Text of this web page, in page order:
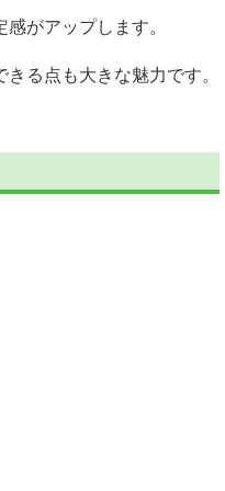
がアップします。
る点も大きな魅力です。